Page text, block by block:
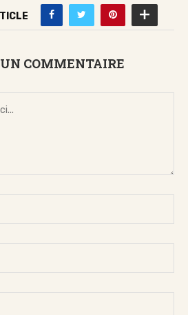
COMMENTAIRE